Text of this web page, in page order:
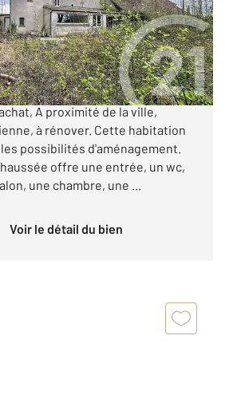
vendre
€
CENTURY 21 ML Immobilier vous
A proximité de la ville,
à rénover. Cette habitation
possibilités d'aménagement.
offre une entrée, un wc,
une chambre, une ...
Voir le détail du bien